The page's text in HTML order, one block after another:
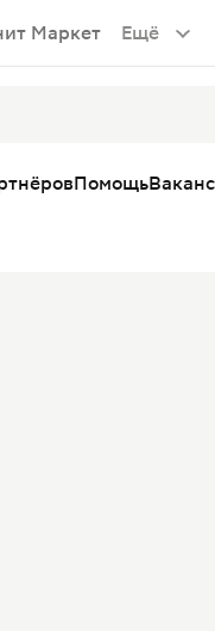
Маркет Ещё
Помощь